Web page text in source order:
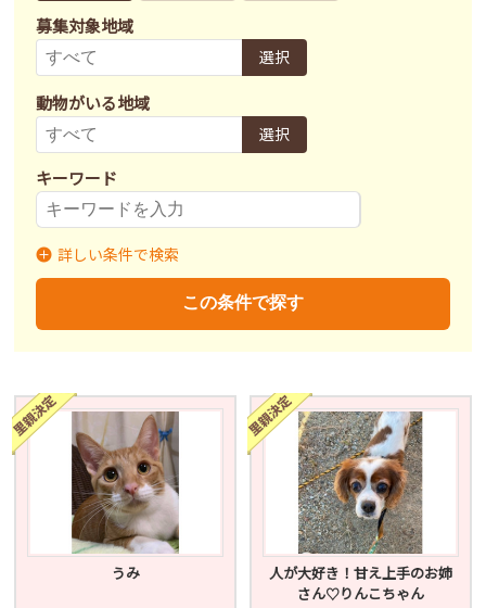
募集対象地域
選択
動物がいる地域
選択
キーワード
募集状況
不妊去勢手術
済 未 不明
詳しい条件で検索
この条件で探す
うみ
人が大好き！甘え上手のお姉
さん♡りんこちゃん